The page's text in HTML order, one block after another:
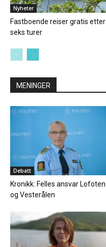
Nyheter
Fastboende reiser gratis etter
seks turer
MENINGER
Debatt
Kronikk: Felles ansvar Lofoten
og Vesterålen